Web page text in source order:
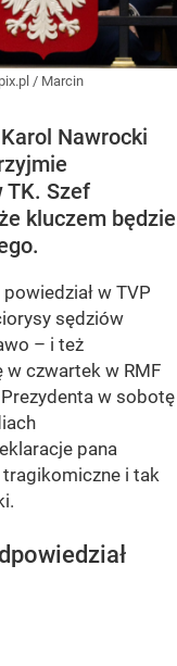
/ Marcin
Nawrocki
TK. Szef
kluczem będzie
w TVP
sędziów
– i też
w czwartek w RMF
w sobotę
pana
i tak